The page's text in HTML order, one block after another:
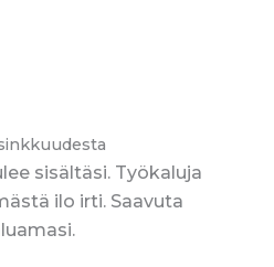
sisältäsi. Työkaluja
ilo irti. Saavuta